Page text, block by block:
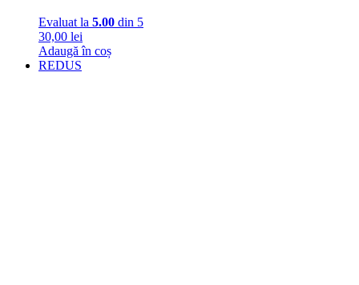
Evaluat la 5.00 din 5
30,00 lei
Adaugă în coș
REDUS